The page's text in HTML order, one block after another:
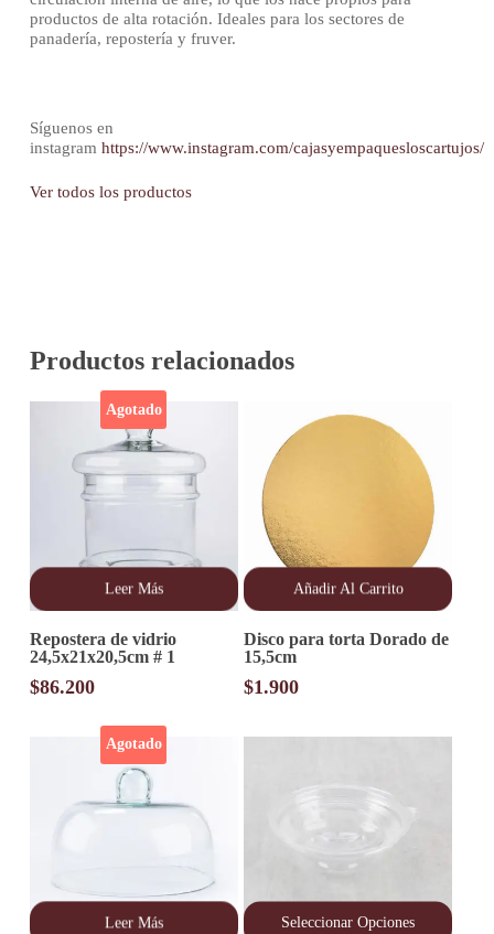
productos de alta rotación. Ideales para los sectores de
panadería, repostería y fruver.
Síguenos en
instagram https://www.instagram.com/cajasyempaquesloscartujos/
Ver todos los productos
Productos relacionados
Leer Más
Agotado
Repostera de vidrio
24,5x21x20,5cm # 1
$86.200
Añadir Al Carrito
Disco para torta Dorado de
15,5cm
$1.900
Leer Más
Agotado
Seleccionar Opciones